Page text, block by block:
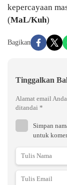
kepercayaan
(MaL/Kuh)
Bagikan
Tinggalkan
Alamat email
ditandai *
Simpan
untuk